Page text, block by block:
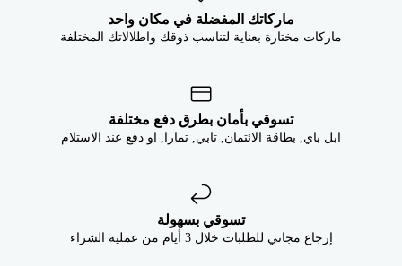
ماركاتك المفضلة في مكان واحد
ماركات مختارة بعناية لتناسب ذوقك واطلالاتك المختلفة
تسوقي بأمان بطرق دفع مختلفة
ابل باي, بطاقة الائتمان, تابي, تمارا, او دفع عند الاستلام
تسوقي بسهولة
إرجاع مجاني للطلبات خلال 3 أيام من عملية الشراء